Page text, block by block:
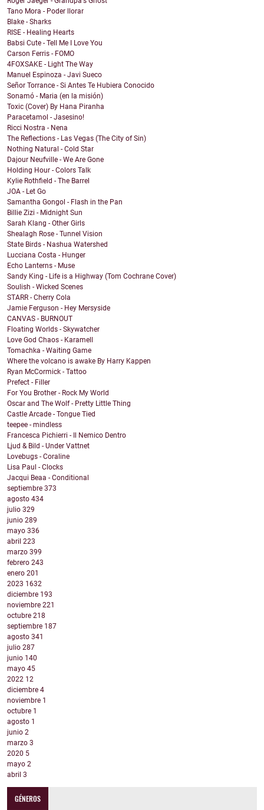
Tano Mora - Poder llorar
Blake - Sharks
RISE - Healing Hearts
Babsi Cute - Tell Me I Love You
Carson Ferris - FOMO
4FOXSAKE - Light The Way
Manuel Espinoza - Javi Sueco
Señor Torrance - Si Antes Te Hubiera Conocido
Sonamó - Maria (en la misión)
Toxic (Cover) By Hana Piranha
Paracetamol - Jasesino!
Ricci Nostra - Nena
The Reflections - Las Vegas (The City of Sin)
Nothing Natural - Cold Star
Dajour Neufville - We Are Gone
Holding Hour - Colors Talk
Kylie Rothfield - The Barrel
JOA - Let Go
Samantha Gongol - Flash in the Pan
Billie Zizi - Midnight Sun
Sarah Klang - Other Girls
Shealagh Rose - Tunnel Vision
State Birds - Nashua Watershed
Lucciana Costa - Hunger
Echo Lanterns - Muse
Sandy King - Life is a Highway (Tom Cochrane Cover)
Soulish - Wicked Scenes
STARR - Cherry Cola
Jamie Ferguson - Hey Mersyside
CANVAS - BURNOUT
Floating Worlds - Skywatcher
Love God Chaos - Karamell
Tomachka - Waiting Game
Where the volcano is awake By Harry Kappen
Ryan McCormick - Tattoo
Prefect - Filler
For You Brother - Rock My World
Oscar and The Wolf - Pretty Little Thing
Castle Arcade - Tongue Tied
teepee - mindless
Francesca Pichierri - Il Nemico Dentro
Ljud & Bild - Under Vattnet
Lovebugs - Coraline
Lisa Paul - Clocks
Jacqui Beaa - Conditional
septiembre 373
agosto 434
julio 329
junio 289
mayo 336
abril 223
marzo 399
febrero 243
enero 201
2023 1632
diciembre 193
noviembre 221
octubre 218
septiembre 187
agosto 341
julio 287
junio 140
mayo 45
2022 12
diciembre 4
noviembre 1
octubre 1
agosto 1
junio 2
marzo 3
2020 5
mayo 2
abril 3
GÉNEROS